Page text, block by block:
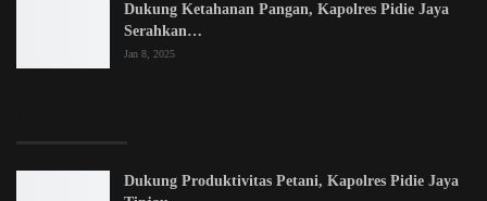
Dukung Ketahanan Pangan, Kapolres Pidie Jaya
Serahkan…
Jan 8, 2025
Dukung Produktivitas Petani, Kapolres Pidie Jaya